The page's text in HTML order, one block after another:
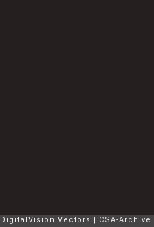
DigitalVision Vectors CSA-Archive